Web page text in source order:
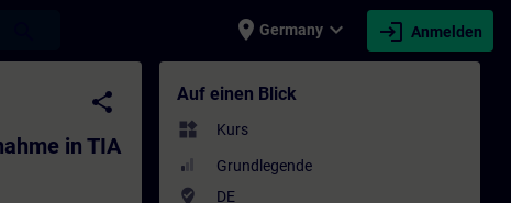
place Germany expand_more login Anmelden
Portal (Präsenz-Training) - Training -
share
in TIA
Auf einen Blick
widgets Kurs
Grundlegende
where_to_vote DE